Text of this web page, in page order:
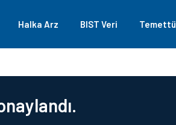
Halka Arz BIST Veri Temettü